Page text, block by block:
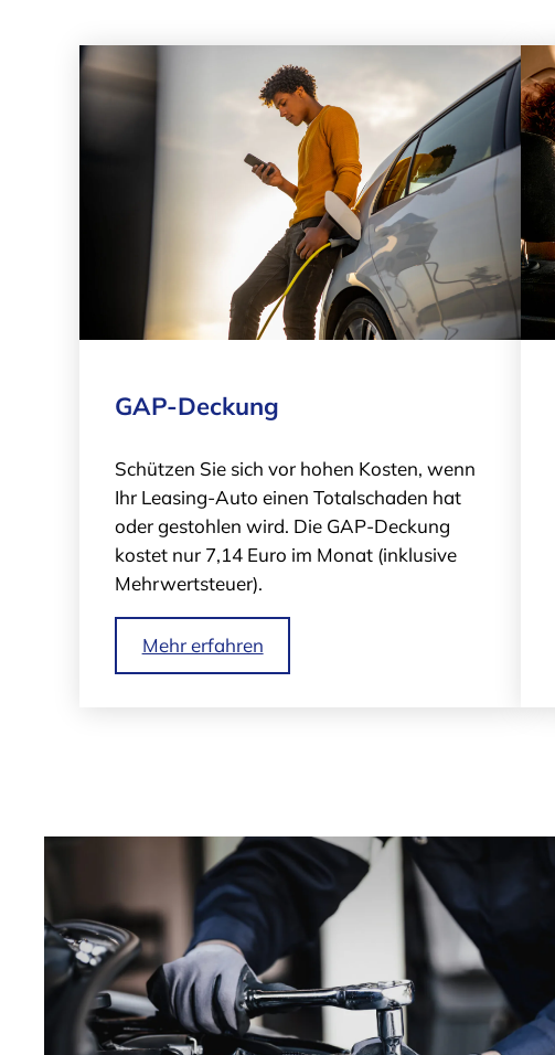
GAP-Deckung
Schützen Sie sich vor hohen Kosten, wenn
Ihr Leasing-Auto einen Totalschaden hat
oder gestohlen wird. Die GAP-Deckung
kostet nur 7,14 Euro im Monat (inklusive
Mehrwertsteuer).
Mehr erfahren